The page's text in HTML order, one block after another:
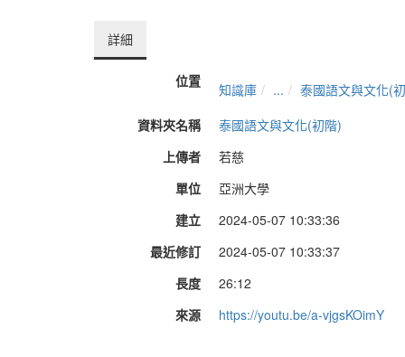
詳細
位置 知識庫 ...
泰國語文與文化(
資料夾名稱
泰國語文與文化(初階)
上傳者
若慈
單位
亞洲大學
建立
2024-05-07 10:33:36
最近修訂
2024-05-07 10:33:37
長度
26:12
來源
https://youtu.be/a-vjgsKOimY